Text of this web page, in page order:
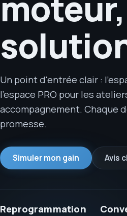
Un point d'entrée clair :
l'espace PRO pour les
accompagnement. Chaque
promesse.
Simuler mon gain Avis
Reprogrammation